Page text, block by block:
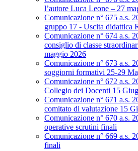
l’autore Luca Leone – 27
Comunicazione n° 675 a.s.
gruppo 17 - Uscita didattica
Comunicazione n° 674 a.s.
consiglio di classe
maggio 2026
Comunicazione n° 673 a.s.
soggiorni formativi 25-29
Comunicazione n° 672 a.s.
Collegio dei Docenti 15
Comunicazione n° 671 a.s.
comitato di valutazione 15
Comunicazione n° 670 a.s.
operative scrutini finali
Comunicazione n° 669 a.s.
finali